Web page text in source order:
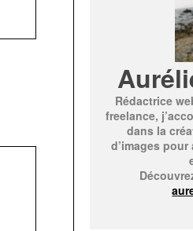
Rédactrice
freelance,
dans la
d’images